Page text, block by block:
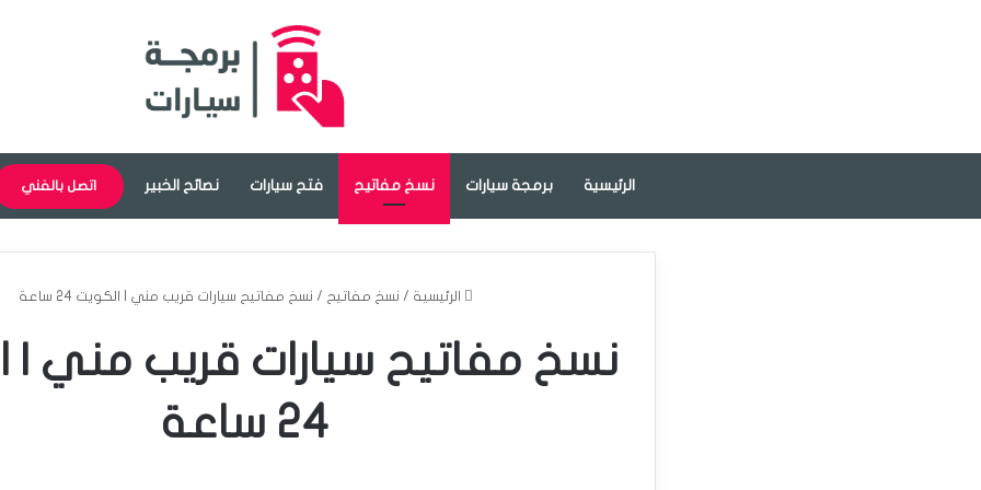
الرئيسية برمجة سيارات نسخ مفاتيح فتح سيارات نصائح الخبير اتصل بالفني
الرئيسية / نسخ مفاتيح / نسخ مفاتيح سيارات قريب مني | الكويت 24 ساعة
نسخ مفاتيح سيارات قريب مني |
24 ساعة